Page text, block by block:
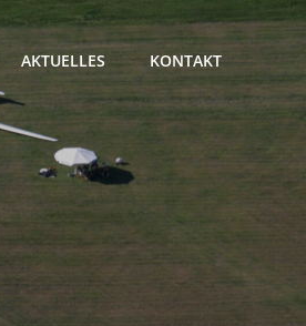
AKTUELLES KONTAKT